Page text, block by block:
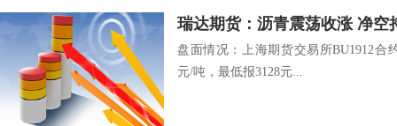
瑞达期货：沥青震荡收涨 净空
盘面情况：上海期货交易所BU1912合
元/吨，最低报3128元...